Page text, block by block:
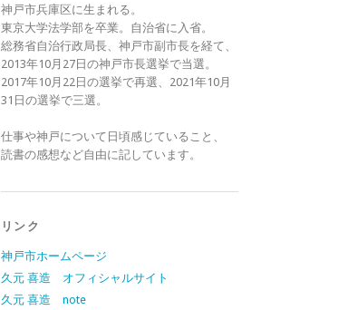
神戸市兵庫区に生まれる。
東京大学法学部を卒業。自治省に入省。
総務省自治行政局長、神戸市副市長を経て、
2013年10月27日の神戸市長選挙で当選。
2017年10月22日の選挙で再選、2021年10月
31日の選挙で三選。
仕事や神戸について日頃感じていること、
読書の感想など自由に記しています。
リンク
神戸市ホームページ
久元 喜造 オフィシャルサイト
久元 喜造 note